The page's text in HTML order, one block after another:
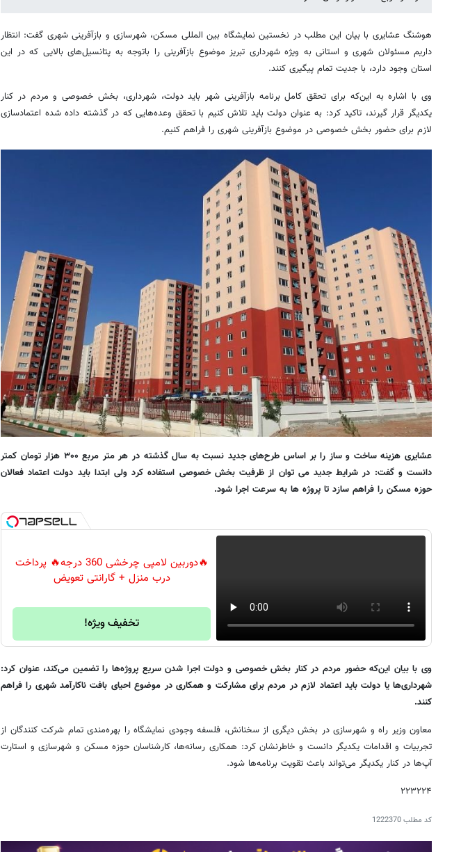
هوشنگ عشایری با بیان این مطلب در نخستین نمایشگاه بین المللی مسکن، شهرسازی و بازآفرینی شهری گفت: انتظار
داریم مسئولان شهری و استانی به ویژه شهرداری تبریز موضوع بازآفرینی را باتوجه به پتانسیل‌های بالایی که در این
استان وجود دارد، با جدیت تمام پیگیری کنند.
وی با اشاره به این‌که برای تحقق کامل برنامه بازآفرینی شهر باید دولت، شهرداری، بخش خصوصی و مردم در کنار
یکدیگر قرار گیرند، تاکید کرد: به عنوان دولت باید تلاش کنیم با تحقق وعده‌هایی که در گذشته داده شده اعتمادسازی
لازم برای حضور بخش خصوصی در موضوع بازآفرینی شهری را فراهم کنیم.
عشایری هزینه ساخت و ساز را بر اساس طرح‌های جدید نسبت به سال گذشته در هر متر مربع ۳۰۰ هزار تومان کمتر
دانست و گفت: در شرایط جدید می توان از ظرفیت بخش خصوصی استفاده کرد ولی ابتدا باید دولت اعتماد فعالان
حوزه مسکن را فراهم سازد تا پروژه ها به سرعت اجرا شود.
🔥دوربین لامپی چرخشی 360 درجه🔥 پرداخت
درب منزل + گارانتی تعویض
تخفیف ویژه!
وی با بیان این‌که حضور مردم در کنار بخش خصوصی و دولت اجرا شدن سریع پروژه‌ها را تضمین می‌کند، عنوان کرد:
شهرداری‌ها یا دولت باید اعتماد لازم در مردم برای مشارکت و همکاری در موضوع احیای بافت ناکارآمد شهری را فراهم
کنند.
معاون وزیر راه و شهرسازی در بخش دیگری از سخنانش، فلسفه وجودی نمایشگاه را بهره‌مندی تمام شرکت کنندگان از
تجربیات و اقدامات یکدیگر دانست و خاطرنشان کرد: همکاری رسانه‌ها، کارشناسان حوزه مسکن و شهرسازی و استارت
آپ‌ها در کنار یکدیگر می‌تواند باعث تقویت برنامه‌ها شود.
۲۲۳۲۲۴
کد مطلب1222370